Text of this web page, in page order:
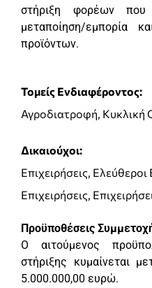
στήριξη φορέων που
μεταποίηση/εμπορία
προϊόντων.
Τομείς Ενδιαφέροντος:
Αγροδιατροφή, Κυκλική
Δικαιούχοι:
Επιχειρήσεις,
Επιχειρήσεις,
Προϋποθέσεις
Ο αιτούμενος
στήριξης κυμαίνεται
5.000.000,00 ευρώ.